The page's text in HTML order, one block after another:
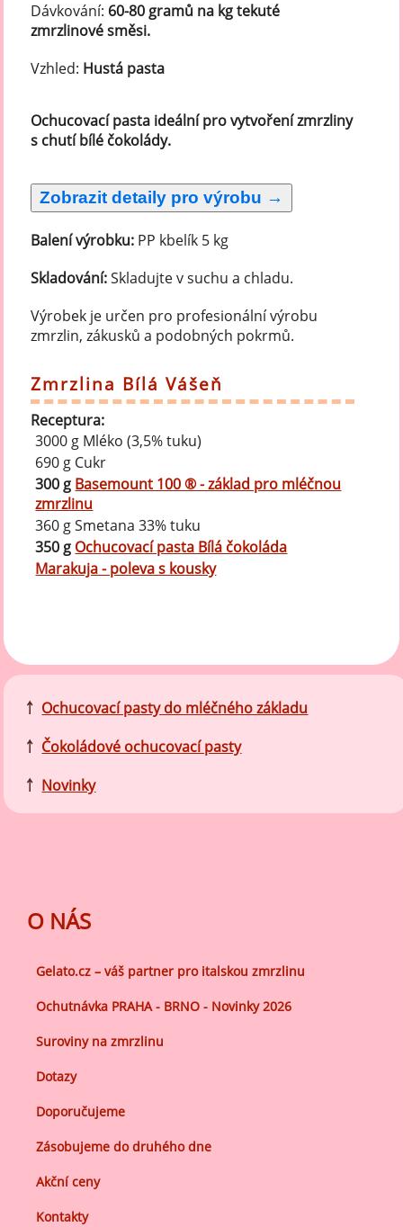
Dávkování: 60-80 gramů na kg tekuté
zmrzlinové směsi.
Vzhled: Hustá pasta
Ochucovací pasta ideální pro vytvoření zmrzliny
s chutí bílé čokolády.
Balení výrobku: PP kbelík 5 kg
Skladování:Skladujte v suchu a chladu.
Výrobek je určen pro profesionální výrobu
zmrzlin, zákusků a podobných pokrmů.
Zmrzlina Bílá Vášeň
Receptura:
3000 g Mléko (3,5% tuku)
690 g Cukr
300 g Basemount 100 ® - základ pro mléčnou
zmrzlinu
360 g Smetana 33% tuku
350 g Ochucovací pasta Bílá čokoláda
Marakuja - poleva s kousky
￪ Ochucovací pasty do mléčného základu
￪ Čokoládové ochucovací pasty
￪ Novinky
O NÁS
Gelato.cz – váš partner pro italskou zmrzlinu
Ochutnávka PRAHA - BRNO - Novinky 2026
Suroviny na zmrzlinu
Dotazy
Doporučujeme
Zásobujeme do druhého dne
Akční ceny
Kontakty